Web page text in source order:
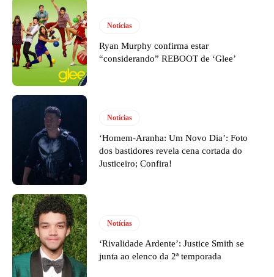
Notícias
Ryan Murphy confirma estar
“considerando” REBOOT de ‘Glee’
Notícias
‘Homem-Aranha: Um Novo Dia’: Foto
dos bastidores revela cena cortada do
Justiceiro; Confira!
Notícias
‘Rivalidade Ardente’: Justice Smith se
junta ao elenco da 2ª temporada